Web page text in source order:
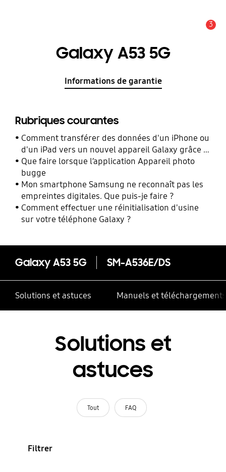
3
Galaxy A53 5G
Informations de garantie
Rubriques courantes
Comment transférer des données d'un iPhone ou
d'un iPad vers un nouvel appareil Galaxy grâce à
Smart Switch ?
Que faire lorsque l’application Appareil photo
bugge
Mon smartphone Samsung ne reconnaît pas les
empreintes digitales. Que puis-je faire ?
Comment effectuer une réinitialisation d'usine
sur votre téléphone Galaxy ?
Galaxy A53 5G SM-A536E/DS
Solutions et astuces Manuels et téléchargements
Solutions et
astuces
Tout FAQ
Filtrer